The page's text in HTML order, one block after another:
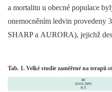
a mortalitu u obecné populace
onemocněním ledvin provedeny
SHARP a AURORA), jejichž
Tab. 1. Velké studie zaměřené na terapii